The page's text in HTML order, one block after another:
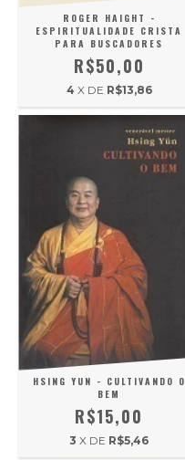
ROGER HAIGHT -
ESPIRITUALIDADE CRISTA
PARA BUSCADORES
R$50,00
4 X DE R$13,86
HSING YUN - CULTIVANDO O
BEM
R$15,00
3 X DE R$5,46